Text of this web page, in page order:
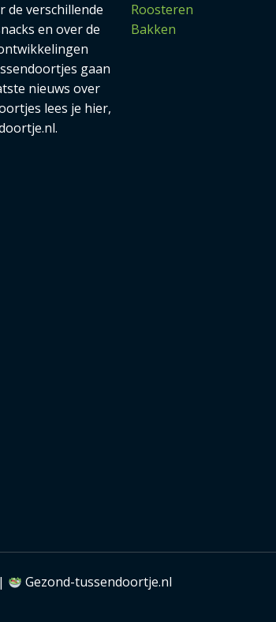
de verschillende
en over de
gaan
nieuws over
lees je hier,
Roosteren
Bakken
Gezond-tussendoortje.nl